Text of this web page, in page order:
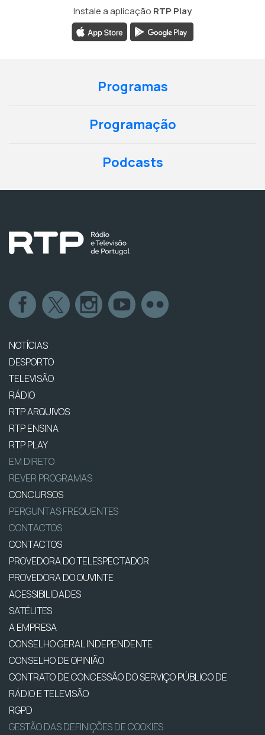
Instale a aplicação RTP Play
Programas
Programação
Podcasts
NOTÍCIAS
DESPORTO
TELEVISÃO
RÁDIO
RTP ARQUIVOS
RTP ENSINA
RTP PLAY
EM DIRETO
REVER PROGRAMAS
CONCURSOS
PERGUNTAS FREQUENTES
CONTACTOS
CONTACTOS
PROVEDORA DO TELESPECTADOR
PROVEDORA DO OUVINTE
ACESSIBILIDADES
SATÉLITES
A EMPRESA
CONSELHO GERAL INDEPENDENTE
CONSELHO DE OPINIÃO
CONTRATO DE CONCESSÃO DO SERVIÇO PÚBLICO DE
RÁDIO E TELEVISÃO
RGPD
GESTÃO DAS DEFINIÇÕES DE COOKIES